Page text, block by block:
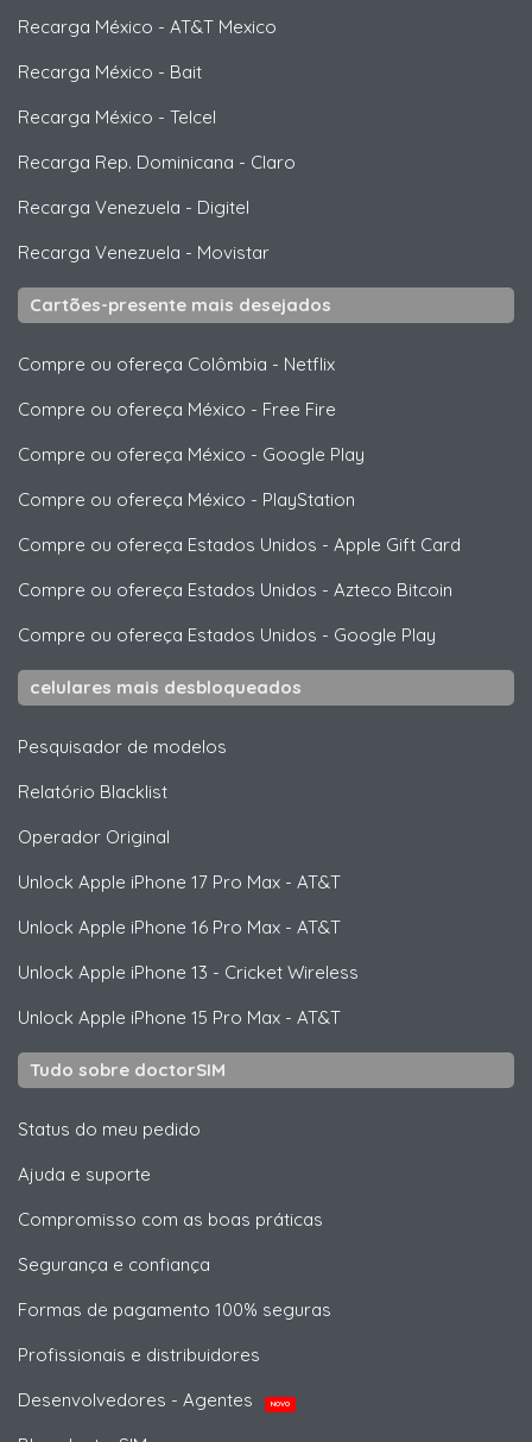
Recarga México - AT&T Mexico
Recarga México - Bait
Recarga México - Telcel
Recarga Rep. Dominicana - Claro
Recarga Venezuela - Digitel
Recarga Venezuela - Movistar
Cartões-presente mais desejados
Compre ou ofereça Colômbia - Netflix
Compre ou ofereça México - Free Fire
Compre ou ofereça México - Google Play
Compre ou ofereça México - PlayStation
Compre ou ofereça Estados Unidos - Apple Gift Card
Compre ou ofereça Estados Unidos - Azteco Bitcoin
Compre ou ofereça Estados Unidos - Google Play
celulares mais desbloqueados
Pesquisador de modelos
Relatório Blacklist
Operador Original
Unlock Apple iPhone 17 Pro Max - AT&T
Unlock Apple iPhone 16 Pro Max - AT&T
Unlock Apple iPhone 13 - Cricket Wireless
Unlock Apple iPhone 15 Pro Max - AT&T
Tudo sobre doctorSIM
Status do meu pedido
Ajuda e suporte
Compromisso com as boas práticas
Segurança e confiança
Formas de pagamento 100% seguras
Profissionais e distribuidores
Desenvolvedores - Agentes
NOVO